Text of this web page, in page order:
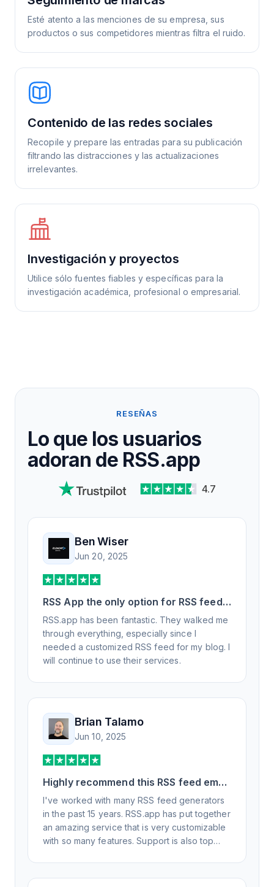
Esté atento a las menciones de su empresa, sus
productos o sus competidores mientras filtra el ruido.
Contenido de las redes sociales
Recopile y prepare las entradas para su publicación
filtrando las distracciones y las actualizaciones
irrelevantes.
Investigación y proyectos
Utilice sólo fuentes fiables y específicas para la
investigación académica, profesional o empresarial.
RESEÑAS
Lo que los usuarios
adoran de RSS.app
4.7
Ben Wiser
Jun 20, 2025
RSS App the only option for RSS feed
generation
RSS.app has been fantastic. They walked me
through everything, especially since I
needed a customized RSS feed for my blog. I
will continue to use their services.
Brian Talamo
Jun 10, 2025
Highly recommend this RSS feed email
/ widget generator service.
I've worked with many RSS feed generators
in the past 15 years. RSS.app has put together
an amazing service that is very customizable
with so many features. Support is also top
professionally. Highly recommend for all your